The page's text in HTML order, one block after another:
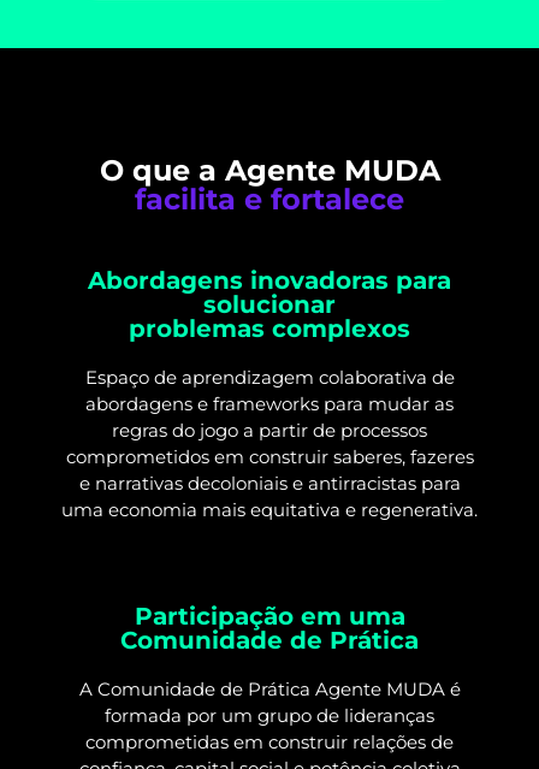
O que a Agente MUDA
facilita e fortalece
Abordagens inovadoras para
solucionar
problemas complexos
Espaço de aprendizagem colaborativa de
abordagens e frameworks para mudar as
regras do jogo a partir de processos
comprometidos em construir saberes, fazeres
e narrativas decoloniais e antirracistas para
uma economia mais equitativa e regenerativa.
Participação em uma
Comunidade de Prática
A Comunidade de Prática Agente MUDA é
formada por um grupo de lideranças
comprometidas em construir relações de